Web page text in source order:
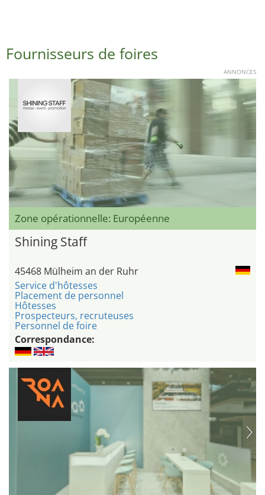
Fournisseurs de foires
ANNONCES
Zone opérationnelle: Européenne
Shining Staff
45468 Mülheim an der Ruhr
Service d'hôtesses
Placement de personnel
Hôtesses
Prospecteurs, recruteuses
Personnel de foire
Correspondance: